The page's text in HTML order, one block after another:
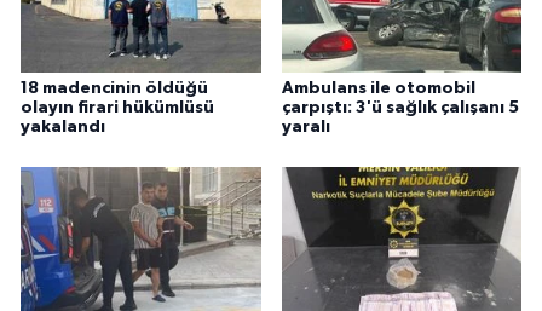
18 madencinin öldüğü
olayın firari hükümlüsü
yakalandı
Ambulans ile otomobil
çarpıştı: 3'ü sağlık çalışanı 5
yaralı